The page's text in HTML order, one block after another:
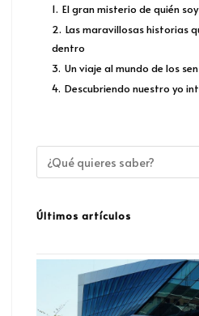
1. El gran misterio de quién
2. Las maravillosas historias
dentro
3. Un viaje al mundo de los
4. Descubriendo nuestro yo
Últimos artículos